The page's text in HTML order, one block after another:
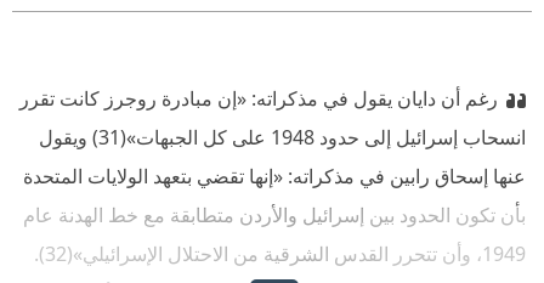
رغم أن دايان يقول في مذكراته: «إن مبادرة روجرز كانت تقرر
انسحاب إسرائيل إلى حدود 1948 على كل الجبهات»‏(31) ويقول
عنها إسحاق رابين في مذكراته: «إنها تقضي بتعهد الولايات المتحدة
بأن تكون الحدود بين إسرائيل والأردن متطابقة مع خط الهدنة عام
1949، وأن تتحرر القدس الشرقية من الاحتلال الإسرائيلي»‏(32).